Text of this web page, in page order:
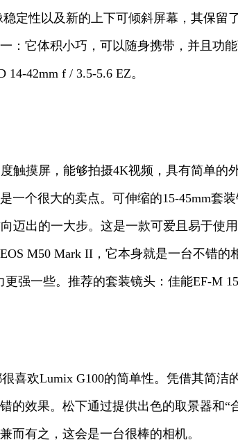
定性以及新的上下可倾斜屏幕，其保
：它体积小巧，可以随身携带，并且功
42mm f / 3.5-5.6 EZ。
摸屏，能够拍摄4K视频，具有简单的
个很大的卖点。可伸缩的15-45mm套
出的一大步。这是一款可爱且易于使
M50 Mark II，它本身就是一台不错
一些。推荐的套装镜头：佳能EF-M
喜欢Lumix G100的简单性。凭借其简
效果。松下通过提供出色的取景器和“
而有之，这会是一台很棒的相机。